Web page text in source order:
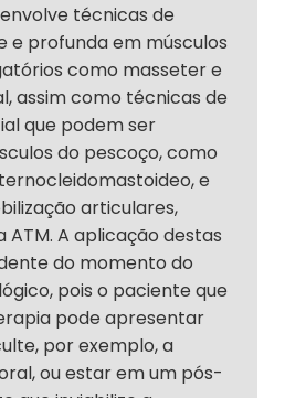
técnicas de
e profunda em músculos
como masseter e
assim como técnicas de
que podem ser
do pescoço, como
e
articulares,
A aplicação destas
do momento do
pois o paciente que
pode apresentar
por exemplo, a
ou estar em um pós-